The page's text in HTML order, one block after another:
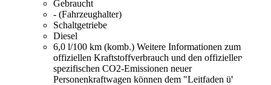
Gebraucht
- (Fahrzeughalter)
Schaltgetriebe
Diesel
6,0 l/100 km (komb.) Weitere Informationen zum
offiziellen Kraftstoffverbrauch und den offiziellen
spezifischen CO2-Emissionen neuer
Personenkraftwagen können dem "Leitfaden über den